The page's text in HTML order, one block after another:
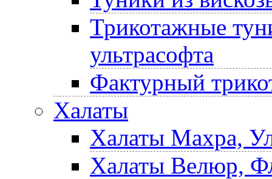
Трикотажные
ультрасофта
Фактурный
Халаты
Халаты Махра,
Халаты Велюр,